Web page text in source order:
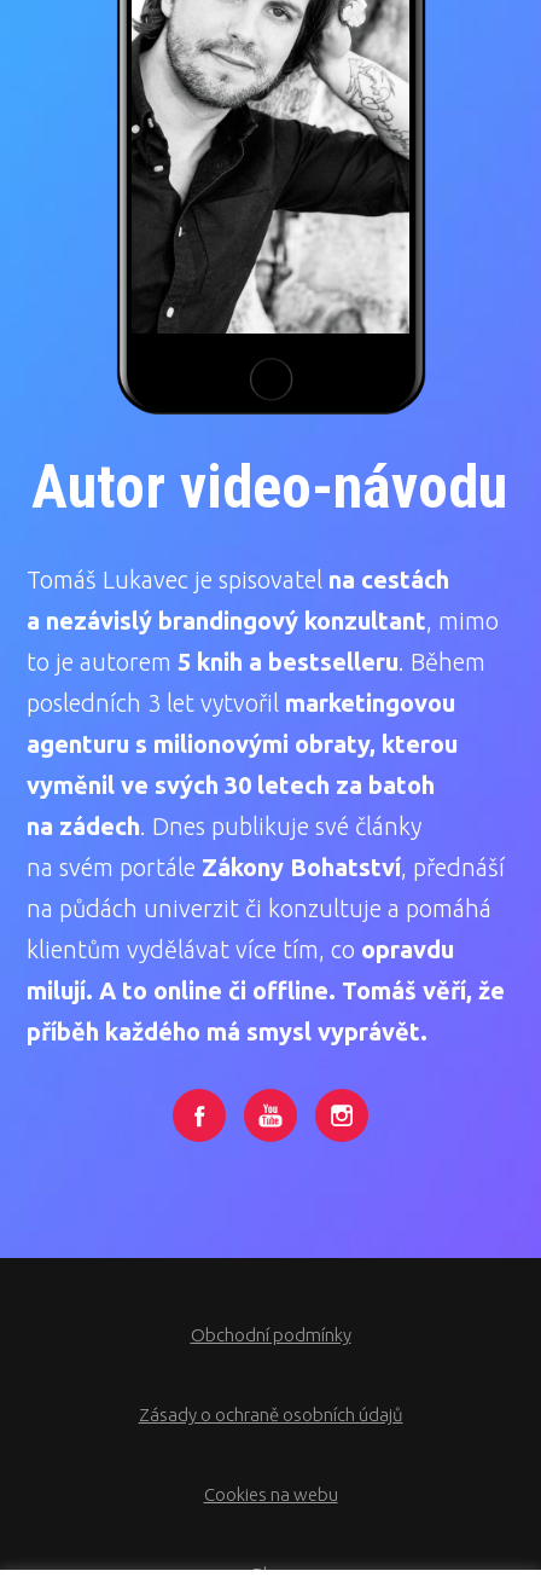
Autor video-návodu
Tomáš Lukavec je spisovatel na cestách
a nezávislý brandingový konzultant, mimo
to je autorem5 knih a bestselleru. Během
posledních 3 let vytvořil marketingovou
agenturu s milionovými obraty, kterou
vyměnil ve svých 30 letech za batoh
na zádech. Dnes publikuje své články
na svém portále Zákony Bohatství, přednáší
na půdách univerzit či konzultuje a pomáhá
klientům vydělávat více tím, co opravdu
milují. A to online či offline. Tomáš věří, že
příběh každého má smysl vyprávět.
Obchodní podmínky
Zásady o ochraně osobních údajů
Cookies na webu
Blog